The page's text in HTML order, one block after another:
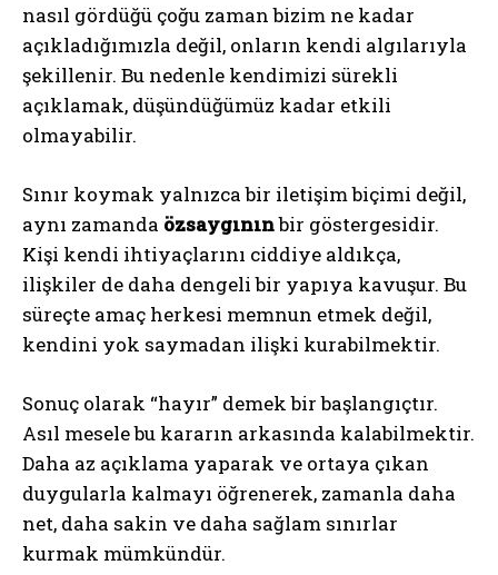
nasıl gördüğü çoğu zaman bizim ne kadar
açıkladığımızla değil, onların kendi algılarıyla
şekillenir. Bu nedenle kendimizi sürekli
açıklamak, düşündüğümüz kadar etkili
olmayabilir.
Sınır koymak yalnızca bir iletişim biçimi değil,
aynı zamanda özsaygınınbir göstergesidir.
Kişi kendi ihtiyaçlarını ciddiye aldıkça,
ilişkiler de daha dengeli bir yapıya kavuşur. Bu
süreçte amaç herkesi memnun etmek değil,
kendini yok saymadan ilişki kurabilmektir.
Sonuç olarak “hayır” demek bir başlangıçtır.
Asıl mesele bu kararın arkasında kalabilmektir.
Daha az açıklama yaparak ve ortaya çıkan
duygularla kalmayı öğrenerek, zamanla daha
net, daha sakin ve daha sağlam sınırlar
kurmak mümkündür.